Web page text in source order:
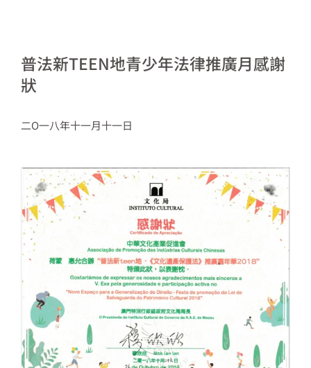
普法新TEEN地青少年法律推廣月感謝
狀
二O一八年十一月十一日